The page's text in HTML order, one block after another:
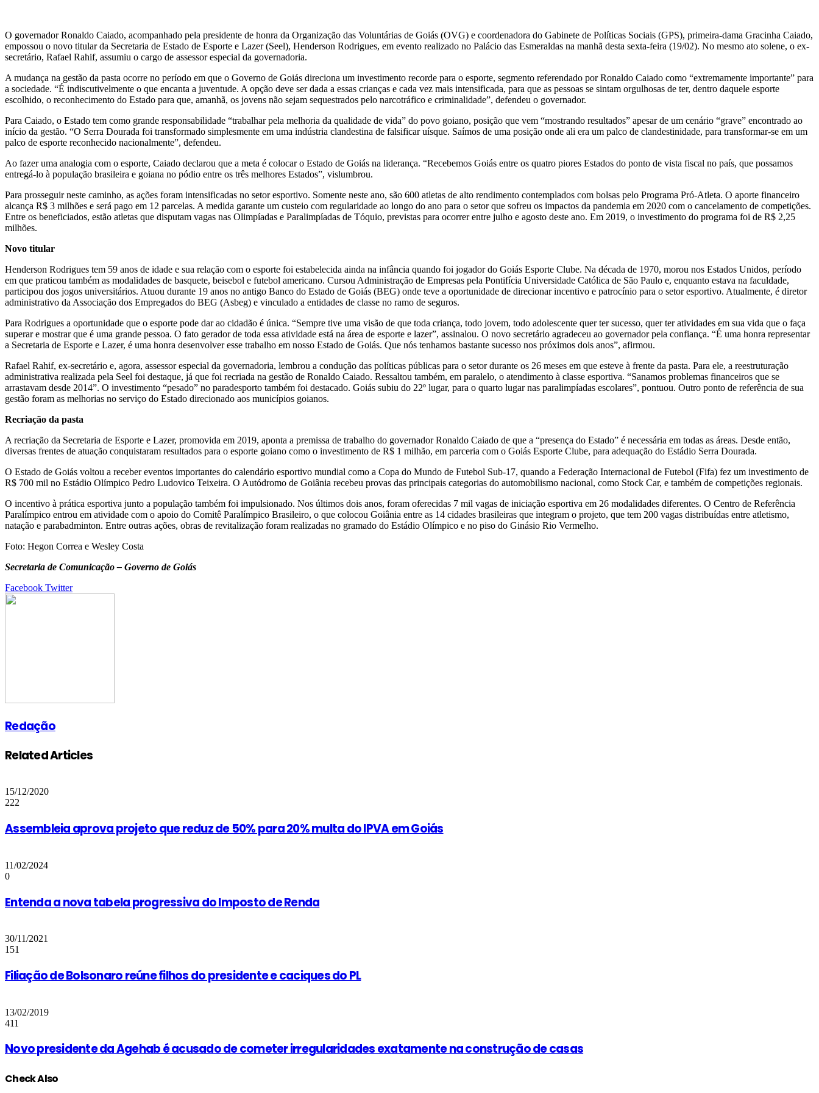
O governador Ronaldo Caiado, acompanhado pela presidente de honra da Organização das Voluntárias de Goiás (OVG) e coordenadora do Gabinete de Políticas Sociais (GPS), primeira-dama Gracinha Caiado,
empossou o novo titular da Secretaria de Estado de Esporte e Lazer (Seel), Henderson Rodrigues, em evento realizado no Palácio das Esmeraldas na manhã desta sexta-feira (19/02). No mesmo ato solene, o ex-
secretário, Rafael Rahif, assumiu o cargo de assessor especial da governadoria.
A mudança na gestão da pasta ocorre no período em que o Governo de Goiás direciona um investimento recorde para o esporte, segmento referendado por Ronaldo Caiado como “extremamente importante” para
a sociedade. “É indiscutivelmente o que encanta a juventude. A opção deve ser dada a essas crianças e cada vez mais intensificada, para que as pessoas se sintam orgulhosas de ter, dentro daquele esporte
escolhido, o reconhecimento do Estado para que, amanhã, os jovens não sejam sequestrados pelo narcotráfico e criminalidade”, defendeu o governador.
Para Caiado, o Estado tem como grande responsabilidade “trabalhar pela melhoria da qualidade de vida” do povo goiano, posição que vem “mostrando resultados” apesar de um cenário “grave” encontrado ao
início da gestão. “O Serra Dourada foi transformado simplesmente em uma indústria clandestina de falsificar uísque. Saímos de uma posição onde ali era um palco de clandestinidade, para transformar-se em um
palco de esporte reconhecido nacionalmente”, defendeu.
Ao fazer uma analogia com o esporte, Caiado declarou que a meta é colocar o Estado de Goiás na liderança. “Recebemos Goiás entre os quatro piores Estados do ponto de vista fiscal no país, que possamos
entregá-lo à população brasileira e goiana no pódio entre os três melhores Estados”, vislumbrou.
Para prosseguir neste caminho, as ações foram intensificadas no setor esportivo. Somente neste ano, são 600 atletas de alto rendimento contemplados com bolsas pelo Programa Pró-Atleta. O aporte financeiro
alcança R$ 3 milhões e será pago em 12 parcelas. A medida garante um custeio com regularidade ao longo do ano para o setor que sofreu os impactos da pandemia em 2020 com o cancelamento de competições.
Entre os beneficiados, estão atletas que disputam vagas nas Olimpíadas e Paralimpíadas de Tóquio, previstas para ocorrer entre julho e agosto deste ano. Em 2019, o investimento do programa foi de R$ 2,25
milhões.
Novo titular
Henderson Rodrigues tem 59 anos de idade e sua relação com o esporte foi estabelecida ainda na infância quando foi jogador do Goiás Esporte Clube. Na década de 1970, morou nos Estados Unidos, período
em que praticou também as modalidades de basquete, beisebol e futebol americano. Cursou Administração de Empresas pela Pontifícia Universidade Católica de São Paulo e, enquanto estava na faculdade,
participou dos jogos universitários. Atuou durante 19 anos no antigo Banco do Estado de Goiás (BEG) onde teve a oportunidade de direcionar incentivo e patrocínio para o setor esportivo. Atualmente, é diretor
administrativo da Associação dos Empregados do BEG (Asbeg) e vinculado a entidades de classe no ramo de seguros.
Para Rodrigues a oportunidade que o esporte pode dar ao cidadão é única. “Sempre tive uma visão de que toda criança, todo jovem, todo adolescente quer ter sucesso, quer ter atividades em sua vida que o faça
superar e mostrar que é uma grande pessoa. O fato gerador de toda essa atividade está na área de esporte e lazer”, assinalou. O novo secretário agradeceu ao governador pela confiança. “É uma honra representar
a Secretaria de Esporte e Lazer, é uma honra desenvolver esse trabalho em nosso Estado de Goiás. Que nós tenhamos bastante sucesso nos próximos dois anos”, afirmou.
Rafael Rahif, ex-secretário e, agora, assessor especial da governadoria, lembrou a condução das políticas públicas para o setor durante os 26 meses em que esteve à frente da pasta. Para ele, a reestruturação
administrativa realizada pela Seel foi destaque, já que foi recriada na gestão de Ronaldo Caiado. Ressaltou também, em paralelo, o atendimento à classe esportiva. “Sanamos problemas financeiros que se
arrastavam desde 2014”. O investimento “pesado” no paradesporto também foi destacado. Goiás subiu do 22º lugar, para o quarto lugar nas paralimpíadas escolares”, pontuou. Outro ponto de referência de sua
gestão foram as melhorias no serviço do Estado direcionado aos municípios goianos.
Recriação da pasta
A recriação da Secretaria de Esporte e Lazer, promovida em 2019, aponta a premissa de trabalho do governador Ronaldo Caiado de que a “presença do Estado” é necessária em todas as áreas. Desde então,
diversas frentes de atuação conquistaram resultados para o esporte goiano como o investimento de R$ 1 milhão, em parceria com o Goiás Esporte Clube, para adequação do Estádio Serra Dourada.
O Estado de Goiás voltou a receber eventos importantes do calendário esportivo mundial como a Copa do Mundo de Futebol Sub-17, quando a Federação Internacional de Futebol (Fifa) fez um investimento de
R$ 700 mil no Estádio Olímpico Pedro Ludovico Teixeira. O Autódromo de Goiânia recebeu provas das principais categorias do automobilismo nacional, como Stock Car, e também de competições regionais.
O incentivo à prática esportiva junto a população também foi impulsionado. Nos últimos dois anos, foram oferecidas 7 mil vagas de iniciação esportiva em 26 modalidades diferentes. O Centro de Referência
Paralímpico entrou em atividade com o apoio do Comitê Paralímpico Brasileiro, o que colocou Goiânia entre as 14 cidades brasileiras que integram o projeto, que tem 200 vagas distribuídas entre atletismo,
natação e parabadminton. Entre outras ações, obras de revitalização foram realizadas no gramado do Estádio Olímpico e no piso do Ginásio Rio Vermelho.
Foto: Hegon Correa e Wesley Costa
Secretaria de Comunicação – Governo de Goiás
Facebook TwitterGoogle+
LinkedIn
StumbleUpon
Tumblr
Pinterest
Reddit
VKontakte
Share
Print
Redação
Related Articles
15/12/2020
222
Assembleia aprova projeto que reduz de 50% para 20% multa do IPVA em Goiás
11/02/2024
0
Entenda a nova tabela progressiva do Imposto de Renda
30/11/2021
151
Filiação de Bolsonaro reúne filhos do presidente e caciques do PL
13/02/2019
411
Novo presidente da Agehab é acusado de cometer irregularidades exatamente na construção de casas
Check Also